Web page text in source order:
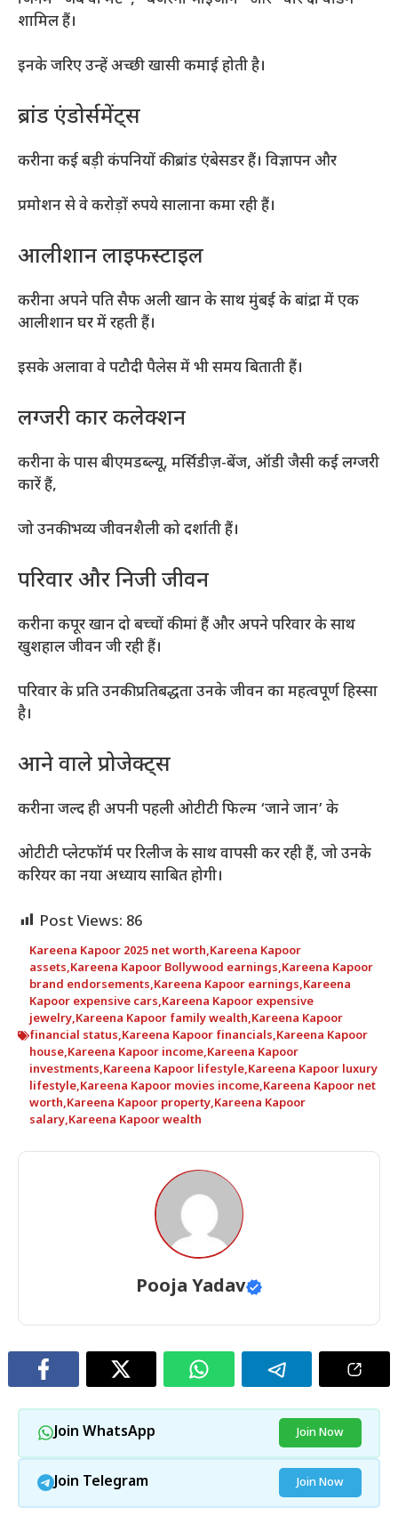
शामिल हैं।
इनके जरिए उन्हें अच्छी खासी कमाई होती है।
ब्रांड एंडोर्समेंट्स
करीना कई बड़ी कंपनियों की ब्रांड एंबेसडर हैं। विज्ञापन और
प्रमोशन से वे करोड़ों रुपये सालाना कमा रही हैं।
आलीशान लाइफस्टाइल
करीना अपने पति सैफ अली खान के साथ मुंबई के बांद्रा में एक
आलीशान घर में रहती हैं।
इसके अलावा वे पटौदी पैलेस में भी समय बिताती हैं।
लग्जरी कार कलेक्शन
करीना के पास बीएमडब्ल्यू, मर्सिडीज़-बेंज, ऑडी जैसी कई लग्जरी
कारें हैं,
जो उनकी भव्य जीवनशैली को दर्शाती हैं।
परिवार और निजी जीवन
करीना कपूर खान दो बच्चों की मां हैं और अपने परिवार के साथ
खुशहाल जीवन जी रही हैं।
परिवार के प्रति उनकी प्रतिबद्धता उनके जीवन का महत्वपूर्ण हिस्सा
है।
आने वाले प्रोजेक्ट्स
करीना जल्द ही अपनी पहली ओटीटी फिल्म ‘जाने जान’ के
ओटीटी प्लेटफॉर्म पर रिलीज के साथ वापसी कर रही हैं, जो उनके
करियर का नया अध्याय साबित होगी।
Post Views: 86
Kareena Kapoor 2025 net worth,Kareena Kapoor
assets,Kareena Kapoor Bollywood earnings,Kareena Kapoor
brand endorsements,Kareena Kapoor earnings,Kareena
Kapoor expensive cars,Kareena Kapoor expensive
jewelry,Kareena Kapoor family wealth,Kareena Kapoor
financial status,Kareena Kapoor financials,Kareena Kapoor
house,Kareena Kapoor income,Kareena Kapoor
investments,Kareena Kapoor lifestyle,Kareena Kapoor luxury
lifestyle,Kareena Kapoor movies income,Kareena Kapoor net
worth,Kareena Kapoor property,Kareena Kapoor
salary,Kareena Kapoor wealth
Pooja Yadav
Join WhatsApp Join Now
Join Telegram Join Now